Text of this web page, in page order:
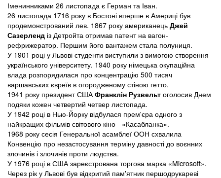
Іменинниками 26 листопада є Герман та Іван.
26 листопада 1716 року в Бостоні вперше в Америці був
продемонстрований лев. 1867 року американець Джей
Сазерленд із Детройта отримав патент на вагон-
рефрижератор. Першим його вантажем стала полуниця.
У 1901 році у Львові студенти виступили з вимогою створення
українського університету. 1940 року німецька окупаційна
влада розпорядилася про концентрацію 500 тисяч
варшавських євреїв в огородженому стіною гетто.
1941 року президент СШАФранклін Рузвельт оголосив Днем
подяки кожен четвертий четвер листопада.
У 1942 році в Нью-Йорку відбулася прем'єра одного з
найкращих фільмів світового кіно - «Касабланка».
1968 року сесія Генеральної асамблеї ООН схвалила
Конвенцію про незастосування терміну давності до воєнних
злочинів і злочинів проти людства.
У 1976 році в США зареєстрована торгова марка «Microsoft».
Через рік у Львові був відкритий пам'ятник першодрукареві